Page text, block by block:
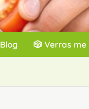
Blog 🎲 Verras me